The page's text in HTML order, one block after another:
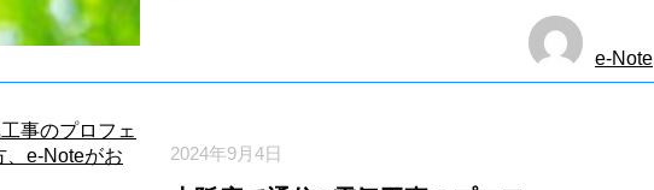
e-Note
2024年9月4日